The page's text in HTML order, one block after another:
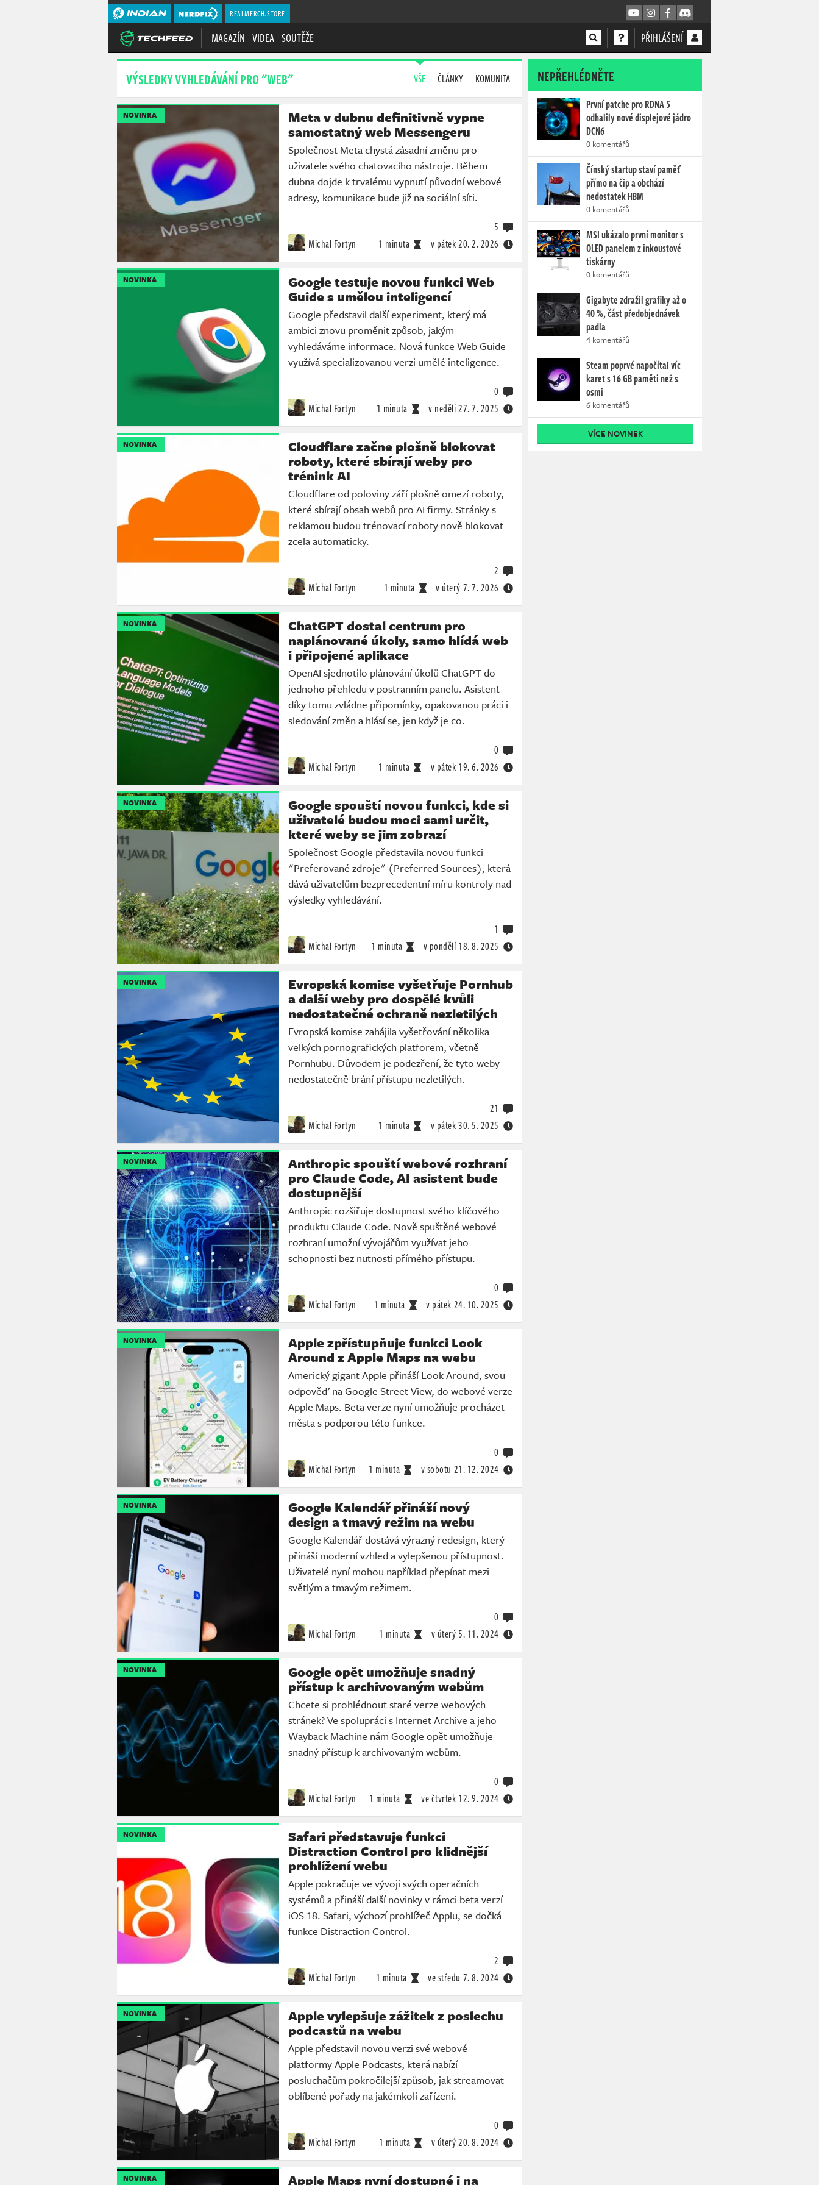
REALMERCH.STORE
MAGAZÍN VIDEA SOUTĚŽE PŘIHLÁŠENÍ
VÝSLEDKY VYHLEDÁVÁNÍ PRO "WEB" VŠE ČLÁNKY KOMUNITA
NOVINKA
Meta v dubnu definitivně vypne
samostatný web Messengeru
Společnost Meta chystá zásadní změnu pro
uživatele svého chatovacího nástroje. Během
dubna dojde k trvalému vypnutí původní webové
adresy, komunikace bude již na sociální síti.
Michal Fortyn 1 minuta v pátek20. 2. 2026
5
NOVINKA
Google testuje novou funkci Web
Guide s umělou inteligencí
Google představil další experiment, který má
ambici znovu proměnit způsob, jakým
vyhledáváme informace. Nová funkce Web Guide
využívá specializovanou verzi umělé inteligence.
Michal Fortyn 1 minuta v neděli27. 7. 2025
0
NOVINKA
Cloudflare začne plošně blokovat
roboty, které sbírají weby pro
trénink AI
Cloudflare od poloviny září plošně omezí roboty,
které sbírají obsah webů pro AI firmy. Stránky s
reklamou budou trénovací roboty nově blokovat
zcela automaticky.
Michal Fortyn 1 minuta v úterý 7. 7. 2026
2
NOVINKA
ChatGPT dostal centrum pro
naplánované úkoly, samo hlídá web
i připojené aplikace
OpenAI sjednotilo plánování úkolů ChatGPT do
jednoho přehledu v postranním panelu. Asistent
díky tomu zvládne připomínky, opakovanou práci i
sledování změn a hlásí se, jen když je co.
Michal Fortyn 1 minuta v pátek 19. 6. 2026
0
NOVINKA
Google spouští novou funkci, kde si
uživatelé budou moci sami určit,
které weby se jim zobrazí
Společnost Google představila novou funkci
"Preferované zdroje" (Preferred Sources), která
dává uživatelům bezprecedentní míru kontroly nad
výsledky vyhledávání.
Michal Fortyn 1 minuta v pondělí 18. 8. 2025
1
NOVINKA
Evropská komise vyšetřuje Pornhub
a další weby pro dospělé kvůli
nedostatečné ochraně nezletilých
Evropská komise zahájila vyšetřování několika
velkých pornografických platforem, včetně
Pornhubu. Důvodem je podezření, že tyto weby
nedostatečně brání přístupu nezletilých.
Michal Fortyn 1 minuta v pátek30. 5. 2025
21
NOVINKA
Anthropic spouští webové rozhraní
pro Claude Code, AI asistent bude
dostupnější
Anthropic rozšiřuje dostupnost svého klíčového
produktu Claude Code. Nově spuštěné webové
rozhraní umožní vývojářům využívat jeho
schopnosti bez nutnosti přímého přístupu.
Michal Fortyn 1 minuta v pátek 24. 10. 2025
0
NOVINKA
Apple zpřístupňuje funkci Look
Around z Apple Maps na webu
Americký gigant Apple přináší Look Around, svou
odpověď na Google Street View, do webové verze
Apple Maps. Beta verze nyní umožňuje procházet
města s podporou této funkce.
Michal Fortyn 1 minuta v sobotu 21. 12. 2024
0
NOVINKA
Google Kalendář přináší nový
design a tmavý režim na webu
Google Kalendář dostává výrazný redesign, který
přináší moderní vzhled a vylepšenou přístupnost.
Uživatelé nyní mohou například přepínat mezi
světlým a tmavým režimem.
Michal Fortyn 1 minuta v úterý 5. 11. 2024
0
NOVINKA
Google opět umožňuje snadný
přístup k archivovaným webům
Chcete si prohlédnout staré verze webových
stránek? Ve spolupráci s Internet Archive a jeho
Wayback Machine nám Google opět umožňuje
snadný přístup k archivovaným webům.
Michal Fortyn 1 minuta ve čtvrtek 12. 9. 2024
0
NOVINKA
Safari představuje funkci
Distraction Control pro klidnější
prohlížení webu
Apple pokračuje ve vývoji svých operačních
systémů a přináší další novinky v rámci beta verzí
iOS 18. Safari, výchozí prohlížeč Applu, se dočká
funkce Distraction Control.
Michal Fortyn 1 minuta ve středu 7. 8. 2024
2
NOVINKA
Apple vylepšuje zážitek z poslechu
podcastů na webu
Apple představil novou verzi své webové
platformy Apple Podcasts, která nabízí
posluchačům pokročilejší způsob, jak streamovat
oblíbené pořady na jakémkoli zařízení.
Michal Fortyn 1 minuta v úterý20. 8. 2024
0
NOVINKA Apple Maps nyní dostupné i na
NEPŘEHLÉDNĚTE
První patche pro RDNA 5
odhalily nové displejové jádro
DCN6
0 komentářů
Čínský startup staví paměť
přímo na čip a obchází
nedostatek HBM
0 komentářů
MSI ukázalo první monitor s
OLED panelem z inkoustové
tiskárny
0 komentářů
Gigabyte zdražil grafiky až o
40 %, část předobjednávek
padla
4 komentářů
Steam poprvé napočítal víc
karet s 16 GB paměti než s
osmi
6 komentářů
VÍCE NOVINEK